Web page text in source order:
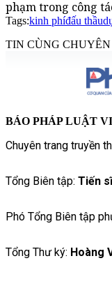
phạm trong công
Tags:kinh phíđấu thầu
TIN CÙNG
BÁO PHÁP LUẬT
Chuyên trang truyền
Tổng Biên tập: Tiến
Phó Tổng Biên tập
Tổng Thư ký: Hoàng